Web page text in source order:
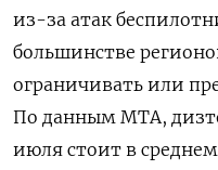
из-за атак
большинстве
ограничивать или
По данным МТА,
июля стоит в